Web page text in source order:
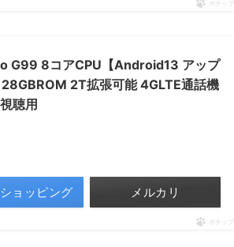
ポチップ
G99 8コアCPU【Android13 アップ
2T拡張可能 4GLTE通話機
聴用
ョッピング メルカリ
ポチップ